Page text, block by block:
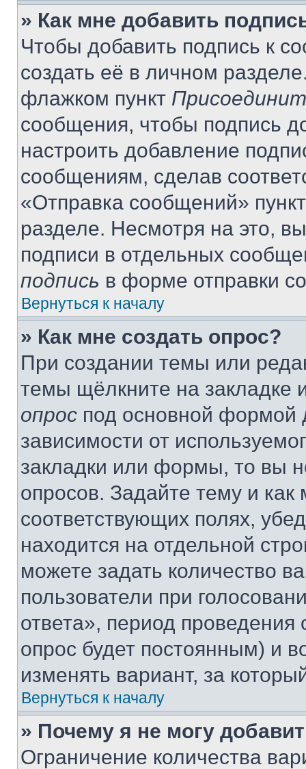
» Как мне добавить
Чтобы добавить подпись к
создать её в личном
флажком пункт
сообщения, чтобы подпись
настроить добавление
сообщениям, сделав
«Отправка сообщений»
разделе. Несмотря на это,
подписи в отдельных
подпись в форме отправки
Вернуться к началу
» Как мне создать опрос?
При создании темы или
темы щёлкните на
опрос под основной формой
зависимости от
закладки или формы, то вы
опросов. Задайте тему и
соответствующих полях,
находится на отдельной
можете задать количество
пользователи при
ответа», период проведения
опрос будет постоянным) и
изменять вариант, за
Вернуться к началу
» Почему я не могу
Ограничение количества